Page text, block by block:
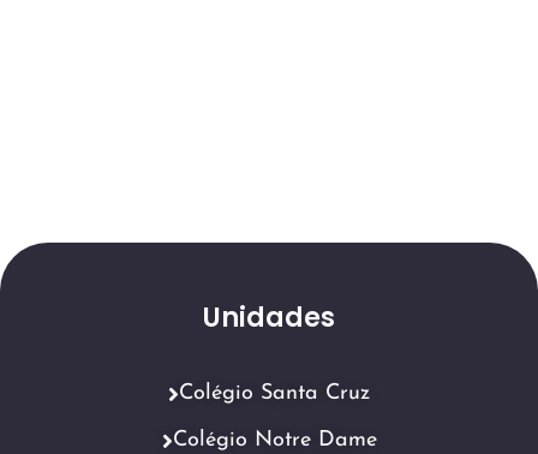
Unidades
Colégio Santa Cruz
Colégio Notre Dame